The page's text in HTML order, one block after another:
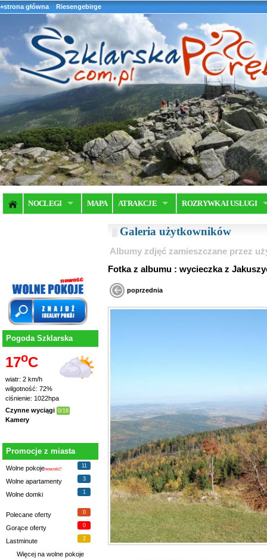
+strona główna Riesengebirge
NOCLEGI MAPA ATRAKCJE ROZRYWKA I USŁUGI
Pogoda Szklarska
17oC
wiatr: 2 km/h
wilgotność: 72%
ciśnienie: 1022hpa
Czynne wyciągi 0/18
Kamery
Promocje z miasta
Wolne pokojenowość!
11
Wolne apartamenty 3
Wolne domki 1
Polecane oferty 0
Gorące oferty 0
Lastminute 2
Więcej na wolne pokoje
Galeria użytkowników
Albumy zdjęć zamieszczane przez
Fotka z albumu : wycieczka z
poprzednia